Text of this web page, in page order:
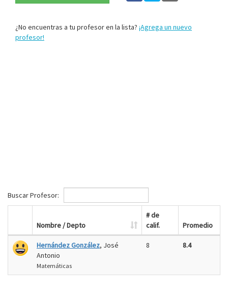
¿No encuentras a tu profesor en la lista? ¡Agrega un nuevo
profesor!
Buscar Profesor:
Nombre / Depto
# de
calif.
Promedio
Hernández González, José
Antonio
Matemáticas
8 8.4